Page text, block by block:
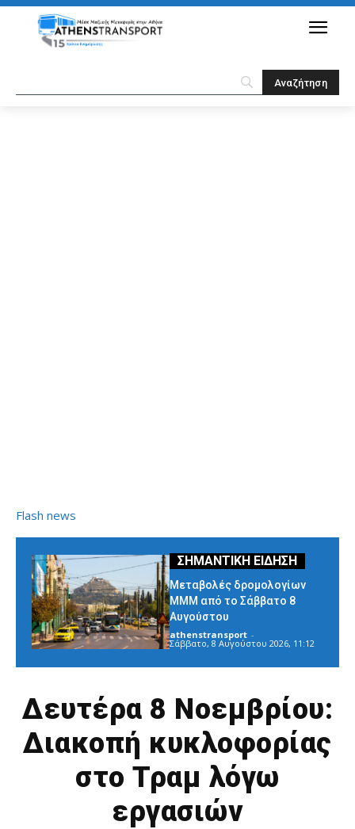
Flash news
Μεταβολές δρομολογίων
ΜΜΜ από το Σάββατο 8
Αυγούστου
athenstransport -
Σάββατο, 8 Αυγούστου 2026, 11:12
Δευτέρα 8 Νοεμβρίου:
Διακοπή κυκλοφορίας
στο Τραμ λόγω
εργασιών